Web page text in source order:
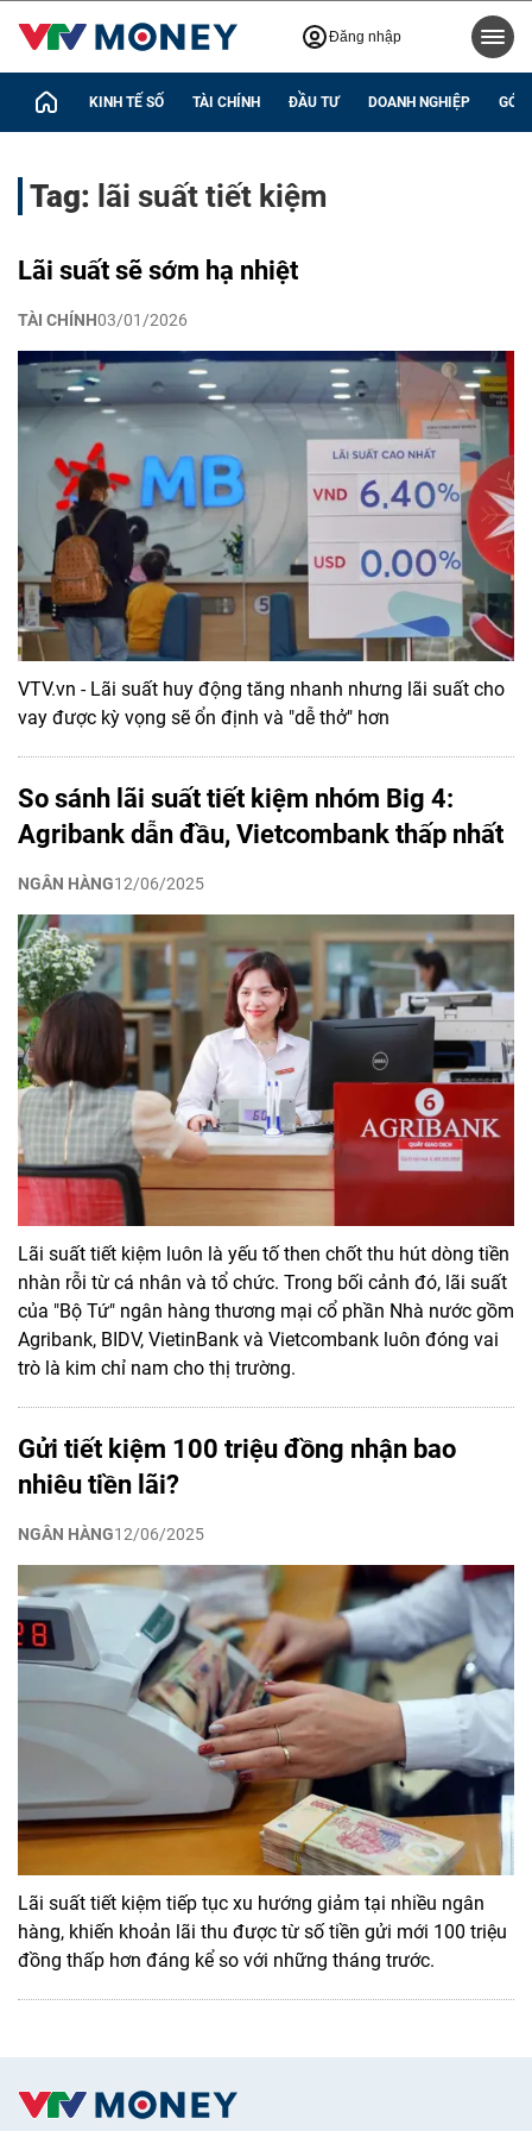
Đăng nhập
KINH TẾ SỐ TÀI CHÍNH ĐẦU TƯ DOANH NGHIỆP GÓC
Tag: lãi suất tiết kiệm
Lãi suất sẽ sớm hạ nhiệt
TÀI CHÍNH03/01/2026
VTV.vn - Lãi suất huy động tăng nhanh nhưng lãi suất cho
vay được kỳ vọng sẽ ổn định và "dễ thở" hơn
So sánh lãi suất tiết kiệm nhóm Big 4:
Agribank dẫn đầu, Vietcombank thấp nhất
NGÂN HÀNG12/06/2025
Lãi suất tiết kiệm luôn là yếu tố then chốt thu hút dòng tiền
nhàn rỗi từ cá nhân và tổ chức. Trong bối cảnh đó, lãi suất
của "Bộ Tứ" ngân hàng thương mại cổ phần Nhà nước gồm
Agribank, BIDV, VietinBank và Vietcombank luôn đóng vai
trò là kim chỉ nam cho thị trường.
Gửi tiết kiệm 100 triệu đồng nhận bao
nhiêu tiền lãi?
NGÂN HÀNG12/06/2025
Lãi suất tiết kiệm tiếp tục xu hướng giảm tại nhiều ngân
hàng, khiến khoản lãi thu được từ số tiền gửi mới 100 triệu
đồng thấp hơn đáng kể so với những tháng trước.